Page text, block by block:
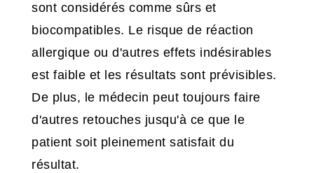
sont considérés comme sûrs et
biocompatibles. Le risque de réaction
allergique ou d'autres effets indésirables
est faible et les résultats sont prévisibles.
De plus, le médecin peut toujours faire
d'autres retouches jusqu'à ce que le
patient soit pleinement satisfait du
résultat.